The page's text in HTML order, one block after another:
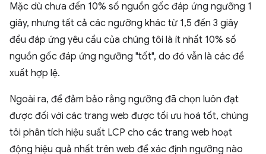
Mặc dù chưa đến 10% số nguồn gốc đáp ứng ngưỡng 1
giây, nhưng tất cả các ngưỡng khác từ 1,5 đến 3 giây
đều đáp ứng yêu cầu của chúng tôi là ít nhất 10% số
nguồn gốc đáp ứng ngưỡng "tốt", do đó vẫn là các đề
xuất hợp lệ.
Ngoài ra, để đảm bảo rằng ngưỡng đã chọn luôn đạt
được đối với các trang web được tối ưu hoá tốt, chúng
tôi phân tích hiệu suất LCP cho các trang web hoạt
động hiệu quả nhất trên web để xác định ngưỡng nào